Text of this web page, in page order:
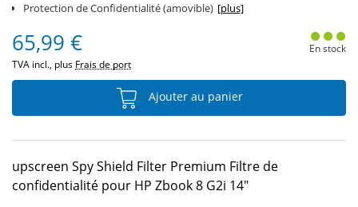
Protection de Confidentialité (amovible) [plus]
65,99 €
TVA incl., plus Frais de port
En stock
Ajouter au panier
upscreen Spy Shield Filter Premium Filtre de
confidentialité pour HP Zbook 8 G2i 14"